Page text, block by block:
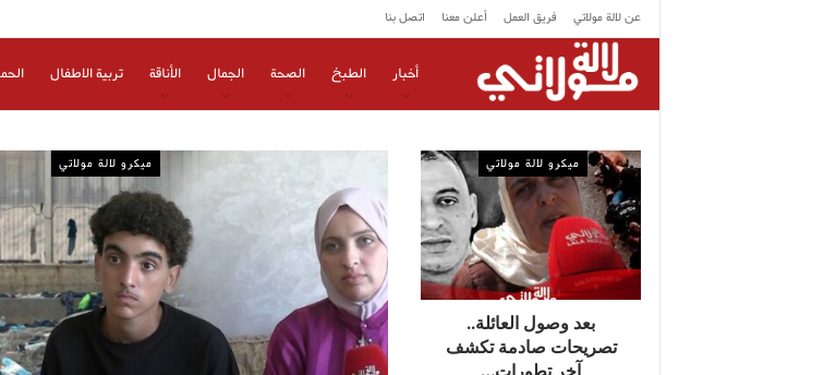
عن لالة مولاتي فريق العمل أعلن معنا اتصل بنا
أخبار الطبخ الصحة الجمال الأناقة تربية الاطفال
ميكرو لالة مولاتي ميكرو لالة مولاتي
بعد وصول العائلة..
تصريحات صادمة تكشف
آخر تطورات…